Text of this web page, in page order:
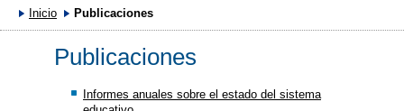
Inicio Publicaciones
Publicaciones
Informes anuales sobre el estado del sistema